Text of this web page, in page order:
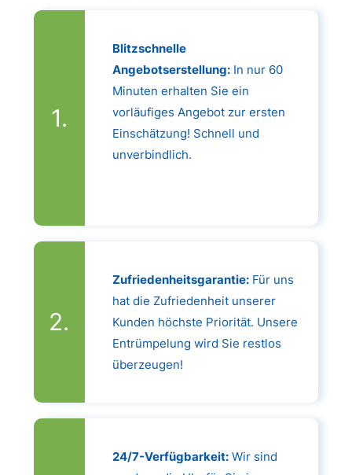
Blitzschnelle
Angebotserstellung:In nur 60
Minuten erhalten Sie ein
vorläufiges Angebot zur ersten
Einschätzung! Schnell und
unverbindlich.
Zufriedenheitsgarantie:Für uns
hat die Zufriedenheit unserer
Kunden höchste Priorität. Unsere
Entrümpelung wird Sie restlos
überzeugen!
24/7-Verfügbarkeit:Wir sind